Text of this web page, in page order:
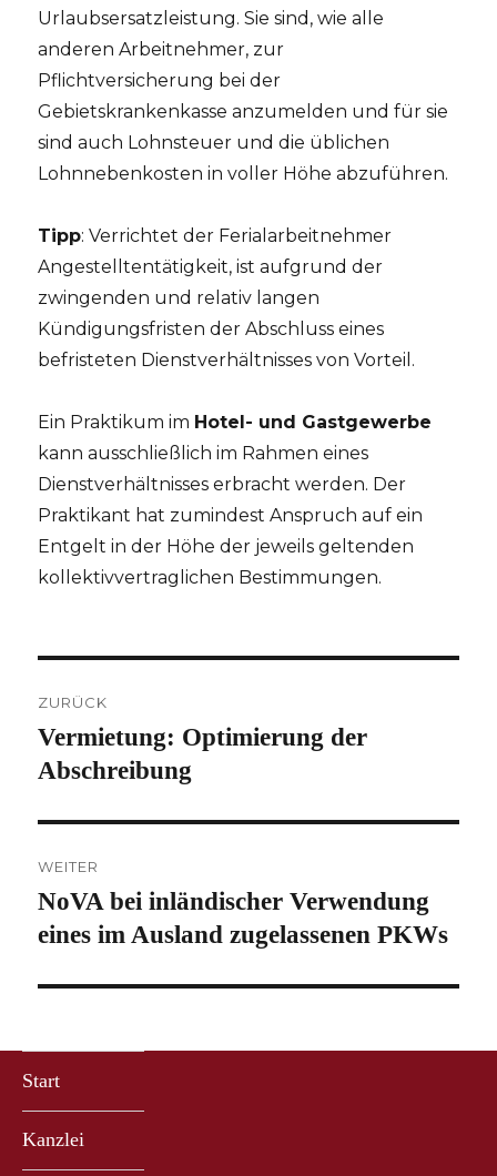
Urlaubsersatzleistung. Sie sind, wie alle
anderen Arbeitnehmer, zur
Pflichtversicherung bei der
Gebietskrankenkasse anzumelden und für sie
sind auch Lohnsteuer und die üblichen
Lohnnebenkosten in voller Höhe abzuführen.
Tipp: Verrichtet der Ferialarbeitnehmer
Angestelltentätigkeit, ist aufgrund der
zwingenden und relativ langen
Kündigungsfristen der Abschluss eines
befristeten Dienstverhältnisses von Vorteil.
Ein Praktikum im Hotel- und Gastgewerbe
kann ausschließlich im Rahmen eines
Dienstverhältnisses erbracht werden. Der
Praktikant hat zumindest Anspruch auf ein
Entgelt in der Höhe der jeweils geltenden
kollektivvertraglichen Bestimmungen.
ZURÜCK
Vorheriger
Beitrag:
Vermietung: Optimierung der
Abschreibung
WEITER
Nächster
Beitrag:
NoVA bei inländischer Verwendung
eines im Ausland zugelassenen PKWs
Start
Kanzlei